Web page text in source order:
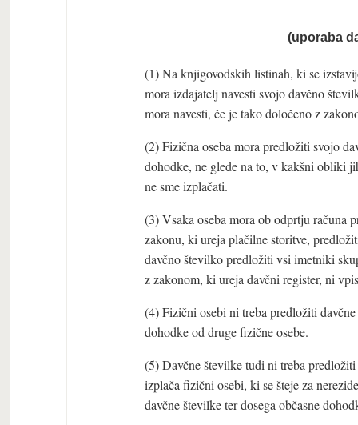
(uporaba
(1) Na knjigovodskih listinah, ki se
mora izdajatelj navesti svojo davčno
mora navesti, če je tako določeno z
(2) Fizična oseba mora predložiti svojo
dohodke, ne glede na to, v kakšni obliki
ne sme izplačati.
(3) Vsaka oseba mora ob odprtju
zakonu, ki ureja plačilne storitve,
davčno številko predložiti vsi imetniki
z zakonom, ki ureja davčni register, ni
(4) Fizični osebi ni treba predložiti
dohodke od druge fizične osebe.
(5) Davčne številke tudi ni treba
izplača fizični osebi, ki se šteje za
davčne številke ter dosega občasne